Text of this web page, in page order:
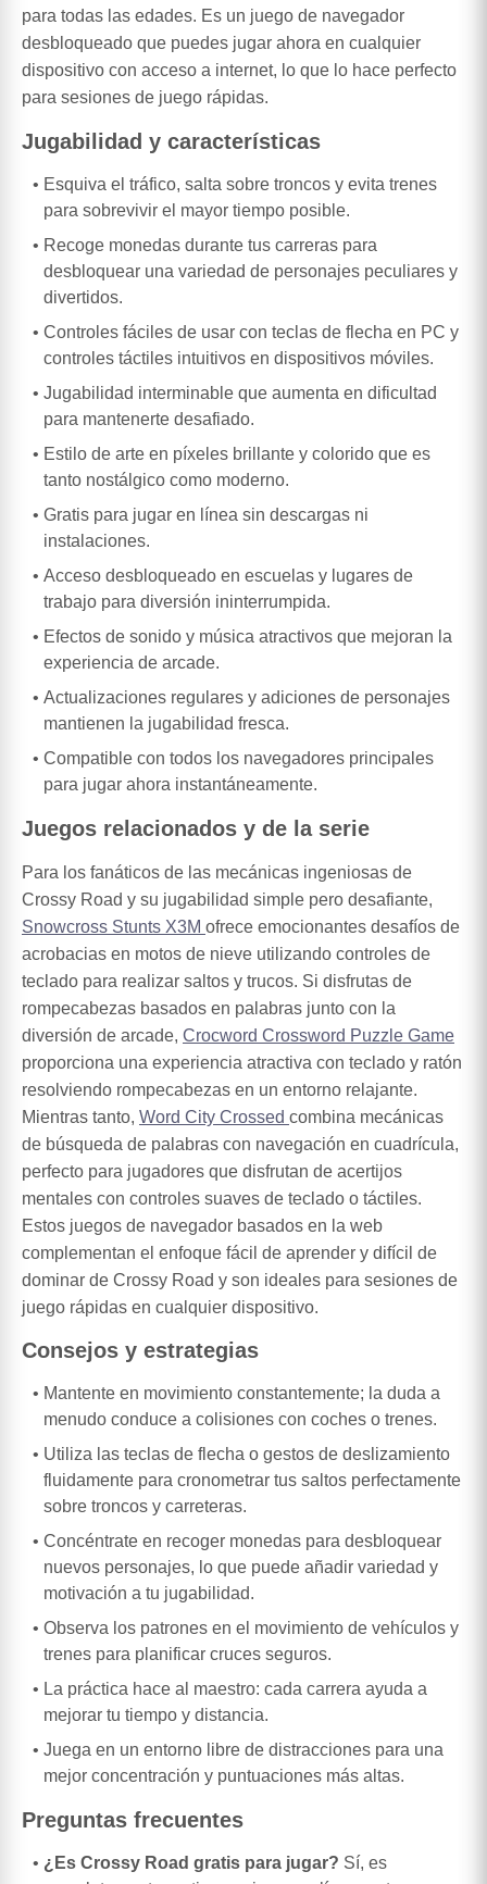
para todas las edades. Es un juego de navegador
desbloqueado que puedes jugar ahora en cualquier
dispositivo con acceso a internet, lo que lo hace perfecto
para sesiones de juego rápidas.
Jugabilidad y características
Esquiva el tráfico, salta sobre troncos y evita trenes
para sobrevivir el mayor tiempo posible.
Recoge monedas durante tus carreras para
desbloquear una variedad de personajes peculiares y
divertidos.
Controles fáciles de usar con teclas de flecha en PC y
controles táctiles intuitivos en dispositivos móviles.
Jugabilidad interminable que aumenta en dificultad
para mantenerte desafiado.
Estilo de arte en píxeles brillante y colorido que es
tanto nostálgico como moderno.
Gratis para jugar en línea sin descargas ni
instalaciones.
Acceso desbloqueado en escuelas y lugares de
trabajo para diversión ininterrumpida.
Efectos de sonido y música atractivos que mejoran la
experiencia de arcade.
Actualizaciones regulares y adiciones de personajes
mantienen la jugabilidad fresca.
Compatible con todos los navegadores principales
para jugar ahora instantáneamente.
Juegos relacionados y de la serie
Para los fanáticos de las mecánicas ingeniosas de
Crossy Road y su jugabilidad simple pero desafiante,
Snowcross Stunts X3M ofrece emocionantes desafíos de
acrobacias en motos de nieve utilizando controles de
teclado para realizar saltos y trucos. Si disfrutas de
rompecabezas basados en palabras junto con la
diversión de arcade, Crocword Crossword Puzzle Game
proporciona una experiencia atractiva con teclado y ratón
resolviendo rompecabezas en un entorno relajante.
Mientras tanto, Word City Crossed combina mecánicas
de búsqueda de palabras con navegación en cuadrícula,
perfecto para jugadores que disfrutan de acertijos
mentales con controles suaves de teclado o táctiles.
Estos juegos de navegador basados en la web
complementan el enfoque fácil de aprender y difícil de
dominar de Crossy Road y son ideales para sesiones de
juego rápidas en cualquier dispositivo.
Consejos y estrategias
Mantente en movimiento constantemente; la duda a
menudo conduce a colisiones con coches o trenes.
Utiliza las teclas de flecha o gestos de deslizamiento
fluidamente para cronometrar tus saltos perfectamente
sobre troncos y carreteras.
Concéntrate en recoger monedas para desbloquear
nuevos personajes, lo que puede añadir variedad y
motivación a tu jugabilidad.
Observa los patrones en el movimiento de vehículos y
trenes para planificar cruces seguros.
La práctica hace al maestro: cada carrera ayuda a
mejorar tu tiempo y distancia.
Juega en un entorno libre de distracciones para una
mejor concentración y puntuaciones más altas.
Preguntas frecuentes
¿Es Crossy Road gratis para jugar? Sí, es